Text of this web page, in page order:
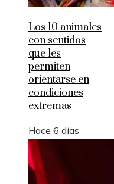
Los 10 animales
con sentidos
que les
permiten
orientarse en
condiciones
extremas
Hace 6 días